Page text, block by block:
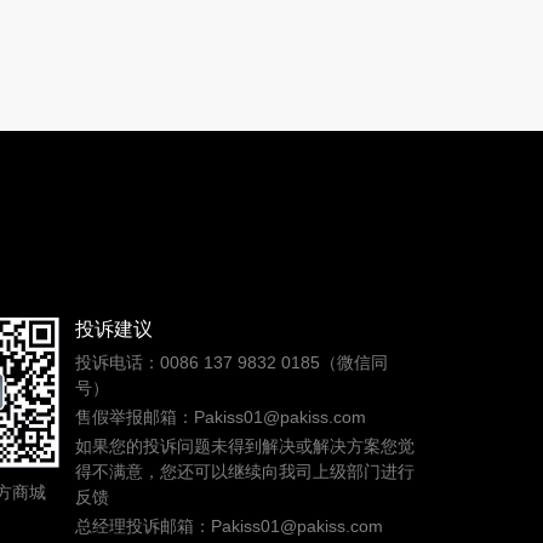
商城
投诉建议
投诉电话：0086 137 9832 0185（微信同
号）
售假举报邮箱：Pakiss01@pakiss.com
如果您的投诉问题未得到解决或解决方案您觉
得不满意，您还可以继续向我司上级部门进行
反馈
总经理投诉邮箱：Pakiss01@pakiss.com